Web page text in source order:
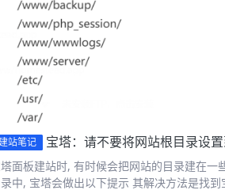
站笔记 宝塔：请不要将网站根目录设置到以下关键目录中-解决
面板建站时, 有时候会把网站的目录建在一
中, 宝塔会做出以下提示 其解决方法是找到